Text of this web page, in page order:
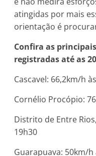
atingidas por mais
orientação é
Confira as
registradas até as
Cascavel: 66,2km/h
Cornélio Procópio:
Distrito de Entre
19h30
Guarapuava: 50km/h